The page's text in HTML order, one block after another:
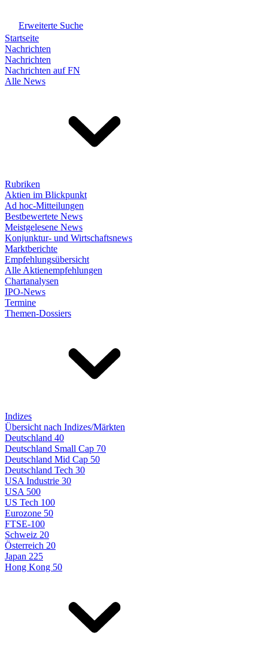
Erweiterte Suche
Startseite
Nachrichten
Nachrichten
Nachrichten auf FN
Alle News
Rubriken
Aktien im Blickpunkt
Ad hoc-Mitteilungen
Bestbewertete News
Meistgelesene News
Konjunktur- und Wirtschaftsnews
Marktberichte
Empfehlungsübersicht
Alle Aktienempfehlungen
Chartanalysen
IPO-News
Termine
Themen-Dossiers
Indizes
Übersicht nach Indizes/Märkten
Deutschland 40
Deutschland Small Cap 70
Deutschland Mid Cap 50
Deutschland Tech 30
USA Industrie 30
USA 500
US Tech 100
Eurozone 50
FTSE-100
Schweiz 20
Österreich 20
Japan 225
Hong Kong 50